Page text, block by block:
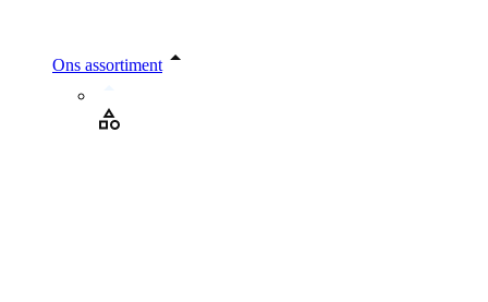
Ons assortiment